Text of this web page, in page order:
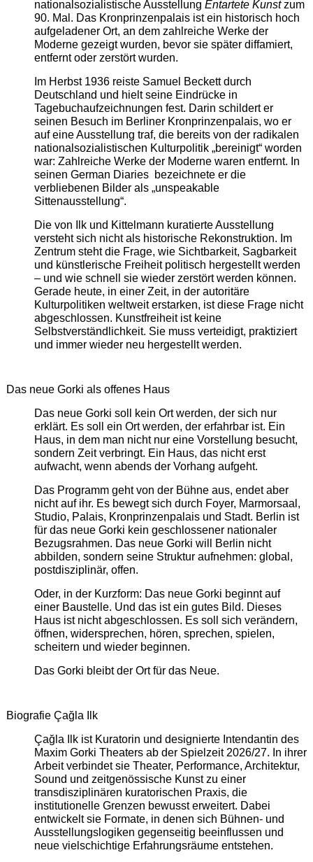
nationalsozialistische Ausstellung Entartete Kunstzum
90. Mal. Das Kronprinzenpalais ist ein historisch hoch
aufgeladener Ort, an dem zahlreiche Werke der
Moderne gezeigt wurden, bevor sie später diffamiert,
entfernt oder zerstört wurden.
Im Herbst 1936 reiste Samuel Beckett durch
Deutschland und hielt seine Eindrücke in
Tagebuchaufzeichnungen fest. Darin schildert er
seinen Besuch im Berliner Kronprinzenpalais, wo er
auf eine Ausstellung traf, die bereits von der radikalen
nationalsozialistischen Kulturpolitik „bereinigt“ worden
war: Zahlreiche Werke der Moderne waren entfernt. In
seinen German Diaries bezeichnete er die
verbliebenen Bilder als „unspeakable
Sittenausstellung“.
Die von Ilk und Kittelmann kuratierte Ausstellung
versteht sich nicht als historische Rekonstruktion. Im
Zentrum steht die Frage, wie Sichtbarkeit, Sagbarkeit
und künstlerische Freiheit politisch hergestellt werden
– und wie schnell sie wieder zerstört werden können.
Gerade heute, in einer Zeit, in der autoritäre
Kulturpolitiken weltweit erstarken, ist diese Frage nicht
abgeschlossen. Kunstfreiheit ist keine
Selbstverständlichkeit. Sie muss verteidigt, praktiziert
und immer wieder neu hergestellt werden.
Das neue Gorki als offenes Haus
Das neue Gorki soll kein Ort werden, der sich nur
erklärt. Es soll ein Ort werden, der erfahrbar ist. Ein
Haus, in dem man nicht nur eine Vorstellung besucht,
sondern Zeit verbringt. Ein Haus, das nicht erst
aufwacht, wenn abends der Vorhang aufgeht.
Das Programm geht von der Bühne aus, endet aber
nicht auf ihr. Es bewegt sich durch Foyer, Marmorsaal,
Studio, Palais, Kronprinzenpalais und Stadt. Berlin ist
für das neue Gorki kein geschlossener nationaler
Bezugsrahmen. Das neue Gorki will Berlin nicht
abbilden, sondern seine Struktur aufnehmen: global,
postdisziplinär, offen.
Oder, in der Kurzform: Das neue Gorki beginnt auf
einer Baustelle. Und das ist ein gutes Bild. Dieses
Haus ist nicht abgeschlossen. Es soll sich verändern,
öffnen, widersprechen, hören, sprechen, spielen,
scheitern und wieder beginnen.
Das Gorki bleibt der Ort für das Neue.
Biografie Çağla Ilk
Çağla Ilk ist Kuratorin und designierte Intendantin des
Maxim Gorki Theaters ab der Spielzeit 2026/27. In ihrer
Arbeit verbindet sie Theater, Performance, Architektur,
Sound und zeitgenössische Kunst zu einer
transdisziplinären kuratorischen Praxis, die
institutionelle Grenzen bewusst erweitert. Dabei
entwickelt sie Formate, in denen sich Bühnen- und
Ausstellungslogiken gegenseitig beeinflussen und
neue vielschichtige Erfahrungsräume entstehen.